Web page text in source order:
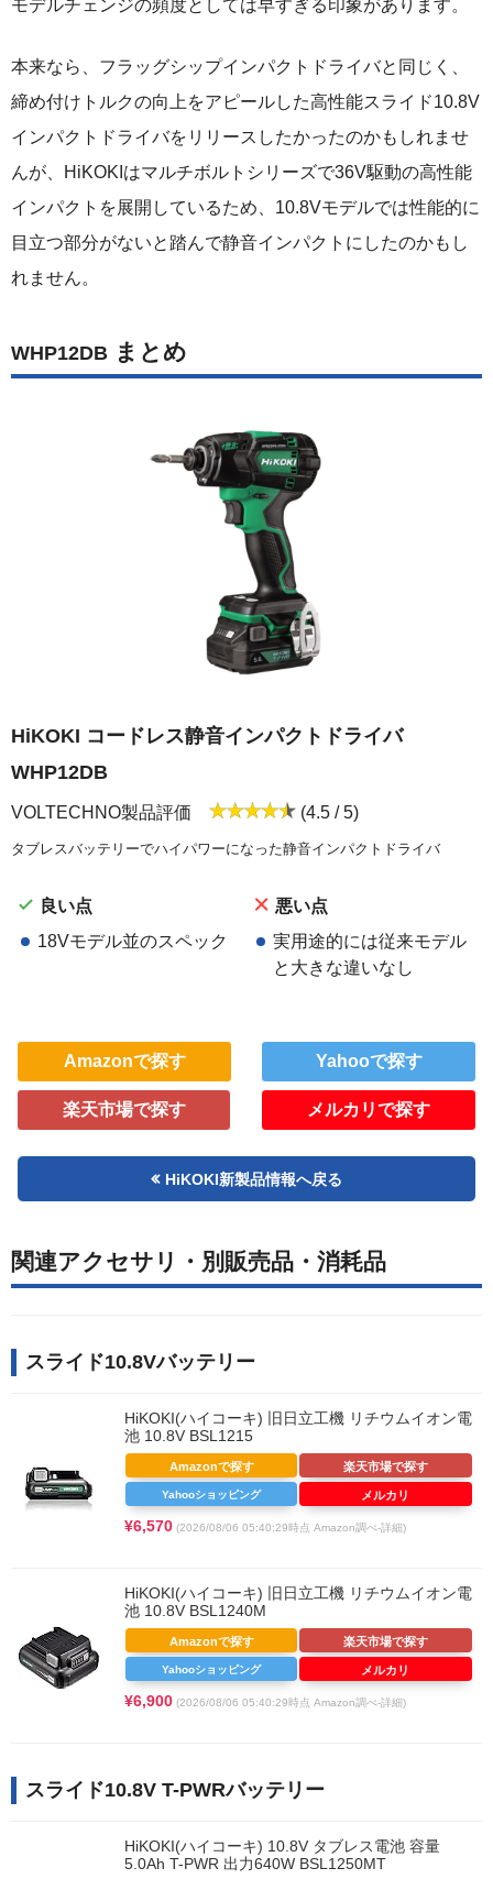
モデルチェンジの頻度としては早すぎる印象があります。
本来なら、フラッグシップインパクトドライバと同じく、
締め付けトルクの向上をアピールした高性能スライド10.8V
インパクトドライバをリリースしたかったのかもしれませ
んが、HiKOKIはマルチボルトシリーズで36V駆動の高性能
インパクトを展開しているため、10.8Vモデルでは性能的に
目立つ部分がないと踏んで静音インパクトにしたのかもし
れません。
WHP12DB まとめ
HiKOKI コードレス静音インパクトドライバ
WHP12DB
VOLTECHNO製品評価 (4.5 / 5)
タブレスバッテリーでハイパワーになった静音インパクトドライバ
良い点
18Vモデル並のスペック
悪い点
実用途的には従来モデル
と大きな違いなし
Amazonで探す
楽天市場で探す
Yahooで探す
メルカリで探す
HiKOKI新製品情報へ戻る
関連アクセサリ・別販売品・消耗品
スライド10.8Vバッテリー
HiKOKI(ハイコーキ) 旧日立工機 リチウムイオン電
池 10.8V BSL1215
¥6,570 (2026/08/06 05:40:29時点 Amazon調べ-詳細)
Amazonで探す 楽天市場で探す
Yahooショッピング メルカリ
HiKOKI(ハイコーキ) 旧日立工機 リチウムイオン電
池 10.8V BSL1240M
¥6,900 (2026/08/06 05:40:29時点 Amazon調べ-詳細)
Amazonで探す 楽天市場で探す
Yahooショッピング メルカリ
スライド10.8V T-PWRバッテリー
HiKOKI(ハイコーキ) 10.8V タブレス電池 容量
5.0Ah T-PWR 出力640W BSL1250MT